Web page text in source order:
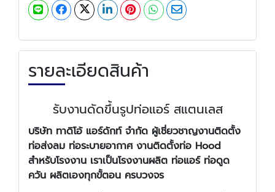
รายละเอียดสินค้า
รับงานดัดขึ้นรูปท่อแอร์ สแตนเลส
บริษัท ทาดิโอ้ แอร์ดักท์ จำกัด ผู้เชี่ยวชาญงานติดตั้ง
ท่อส่งลม ท่อระบายอากาศ งานติดตั้งท่อ Hood
สำหรับโรงงาน เราเป็นโรงงานผลิต ท่อแอร์ ท่อดูด
ควัน ผลิตเองทุกขั้ตอน ครบวงจร